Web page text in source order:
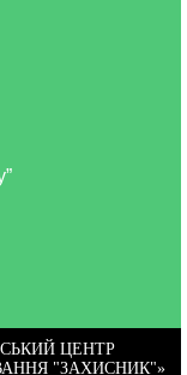
ЦЕНТР
"ЗАХИСНИК"»